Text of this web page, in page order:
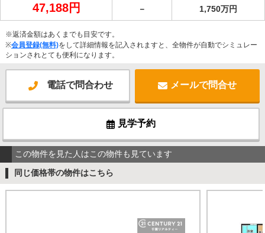
47,188円 － 1,750万円
※返済金額はあくまでも目安です。
※会員登録(無料)をして詳細情報を記入されますと、全物件が自動でシミュレー
ションされとても便利になります。
電話で問合わせ メールで問合せ
見学予約
この物件を見た人はこの物件も見ています
同じ価格帯の物件はこちら